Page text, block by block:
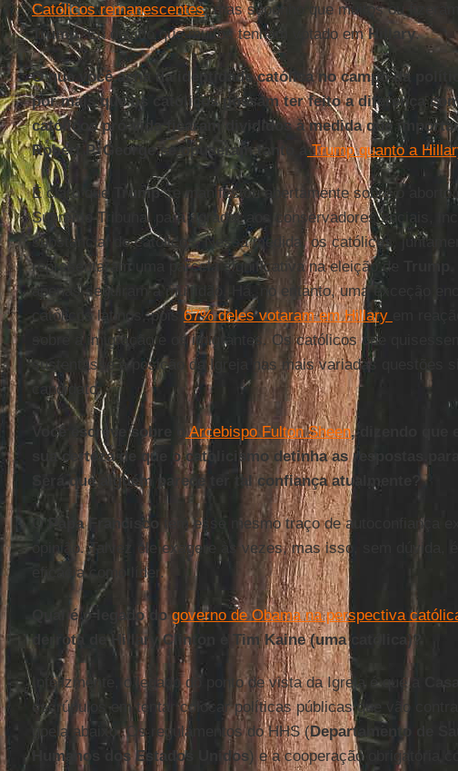
Católicos remanescentes, mas suponho que muitos ou
Trump. Eu duvido que muitos tenham votado emHillary.
O que você acha da identidade católica no campo da
por mais que os católicos possam ter feito a diferença
católicos pró-vida ficaram divididos à medida que
Robert P. George se opuseram tanto a Trump quanto a
É claro que Trumpse manifestou abertamente sobre o aborto
Supremo Tribunal para agradar aos conservadores sociais,
substancial de católicos. Nessa medida, os católicos,
representaram uma parcela significativa na eleição de
apenas seguiram a multidão. Há, no entanto, uma exceção
católicos latinos, pois 67% deles votaram em Hillary em
sobre a imigração e os imigrantes. Os católicos que
sustentasse a posição da Igreja nas mais variadas questões
candidato.
Você escreve sobre o Arcebispo Fulton Sheen, dizendo que
sua certeza de que o catolicismo detinha as respostas
Será que alguém parece ter tal confiança atualmente?
O Papa Francisco
tem esse mesmo traço de autoconfiança
opinião. Talvez ele exagere às vezes, mas isso, sem dúvida,
eficácia como líder.
Qual é o legado dogoverno de Obama na perspectiva
derrota de Hillary Clinton e Tim Kaine (uma católica)?
Infelizmente, o legado do ponto de vista da Igreja é que a
escrúpulos em tentar colocar políticas públicas que vão
goela abaixo. Os regulamentos do HHS (Departamento de
Humanos dos Estados Unidos) e a cooperação obrigatória